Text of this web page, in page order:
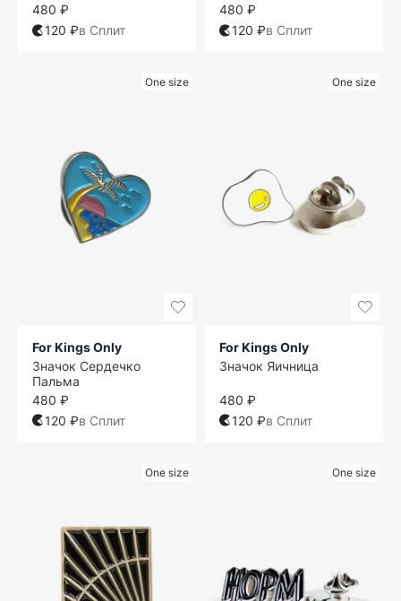
480 ₽
120 ₽в Сплит
480 ₽
120 ₽в Сплит
One size
For Kings Only
Значок Сердечко
Пальма
480 ₽
120 ₽в Сплит
One size
For Kings Only
Значок Яичница
480 ₽
120 ₽в Сплит
One size One size